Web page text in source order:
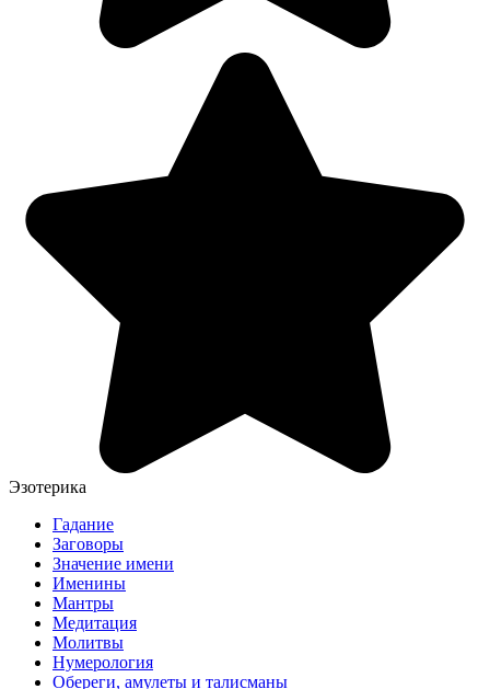
Эзотерика
Гадание
Заговоры
Значение имени
Именины
Мантры
Медитация
Молитвы
Нумерология
Обереги, амулеты и талисманы